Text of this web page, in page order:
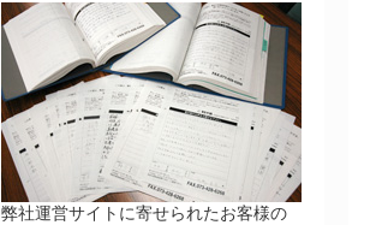
弊社運営サイトに寄せられたお客様の